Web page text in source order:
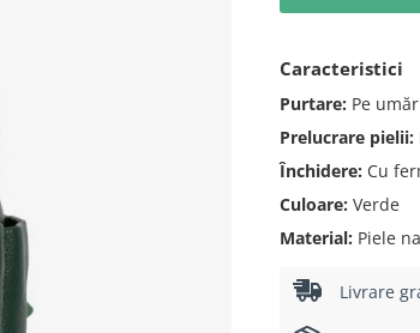
Caracteristici
Purtare: Pe umăr
Prelucrare pielii:
Închidere: Cu
Culoare: Verde
Material: Piele
Livrare